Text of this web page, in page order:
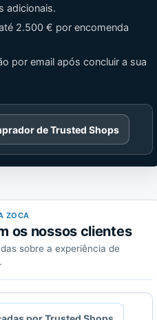
adicionais.
2.500 € por encomenda
por email após concluir a sua
de Trusted Shops
ZOCA
os nossos clientes
sobre a experiência de